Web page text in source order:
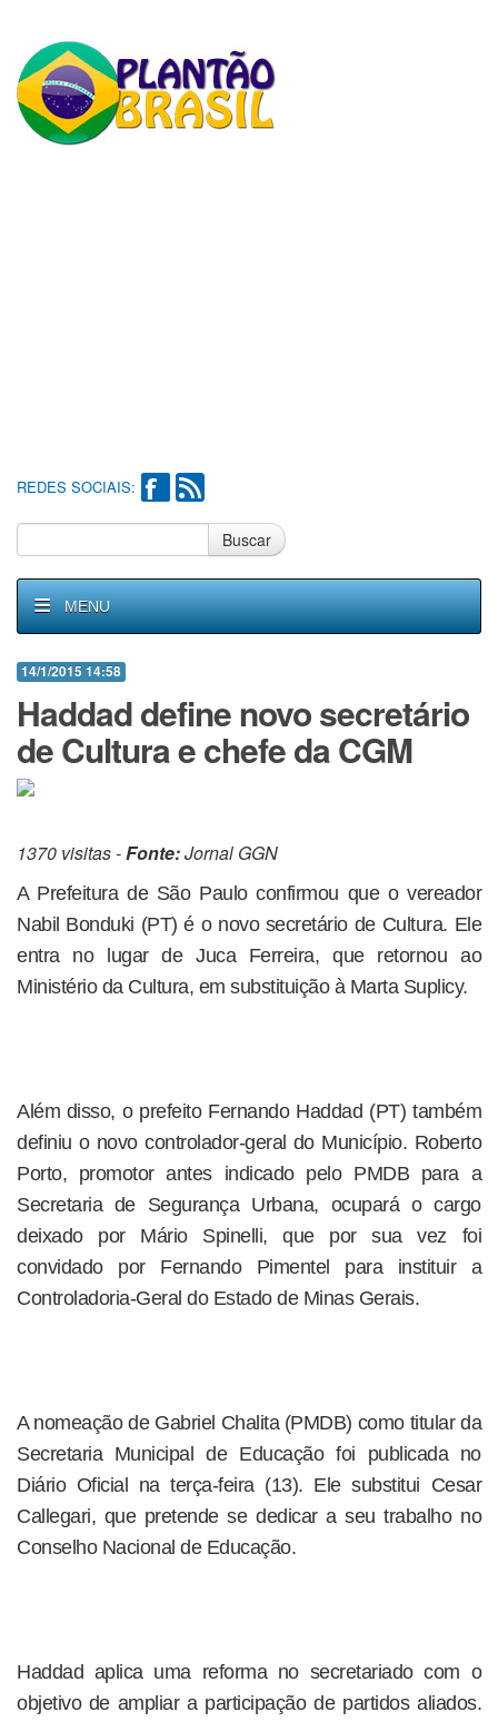
REDES SOCIAIS:
Buscar
MENU
14/1/2015 14:58
Haddad define novo secretário
de Cultura e chefe da CGM
1370 visitas -Fonte:Jornal GGN
A Prefeitura de São Paulo confirmou que o vereador
Nabil Bonduki (PT) é o novo secretário de Cultura. Ele
entra no lugar de Juca Ferreira, que retornou ao
Ministério da Cultura, em substituição à Marta Suplicy.
Além disso, o prefeito Fernando Haddad (PT) também
definiu o novo controlador-geral do Município. Roberto
Porto, promotor antes indicado pelo PMDB para a
Secretaria de Segurança Urbana, ocupará o cargo
deixado por Mário Spinelli, que por sua vez foi
convidado por Fernando Pimentel para instituir a
Controladoria-Geral do Estado de Minas Gerais.
A nomeação de Gabriel Chalita (PMDB) como titular da
Secretaria Municipal de Educação foi publicada no
Diário Oficial na terça-feira (13). Ele substitui Cesar
Callegari, que pretende se dedicar a seu trabalho no
Conselho Nacional de Educação.
Haddad aplica uma reforma no secretariado com o
objetivo de ampliar a participação de partidos aliados.